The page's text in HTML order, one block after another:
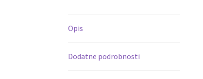
Opis
Dodatne podrobnosti